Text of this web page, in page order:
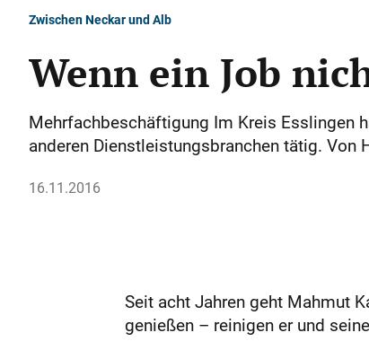
Zwischen Neckar und Alb
Wenn ein Job
Mehrfachbeschäftigung Im Kreis Esslingen
anderen Dienstleistungsbranchen tätig. Von
16.11.2016
Seit acht Jahren geht Mahmut
genießen – reinigen er und